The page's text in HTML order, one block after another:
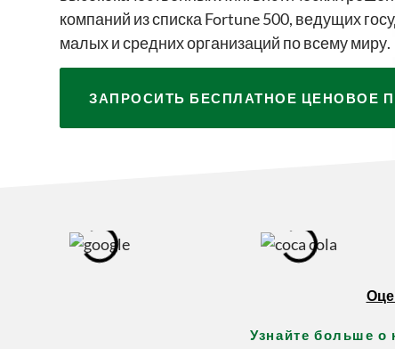
компаний из списка Fortune 500, ведущих
малых и средних организаций по всему миру.
ЗАПРОСИТЬ БЕСПЛАТНОЕ ЦЕНОВОЕ
Узнайте больше о